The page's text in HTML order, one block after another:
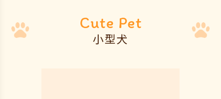
小型犬